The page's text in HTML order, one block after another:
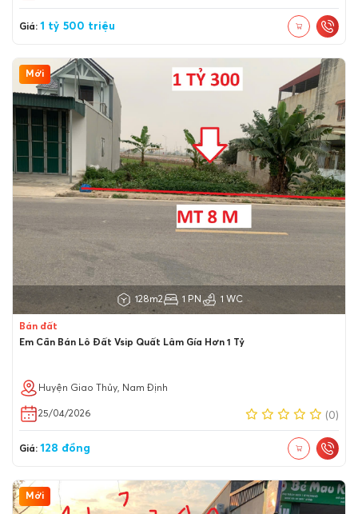
Giá: 1 tỷ 500 triệu
Mới
128m2 1 PN 1 WC
Bán đất
Em Cần Bán Lô Đất Vsip Quất Lâm Gía Hơn 1 Tỷ
Huyện Giao Thủy, Nam Định
25/04/2026 (0)
Giá: 128 đồng
Mới